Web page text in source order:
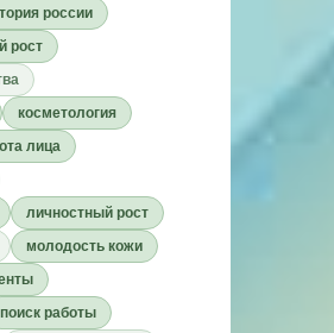
россии
рост
косметология
лица
личностный рост
молодость кожи
поиск работы